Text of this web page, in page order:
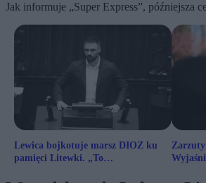
Jak informuje „Super Express”, późniejsza
Lewica bojkotuje marsz DIOZ ku
pamięci Litewki. „To